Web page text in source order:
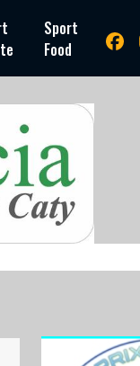
Sport
Food